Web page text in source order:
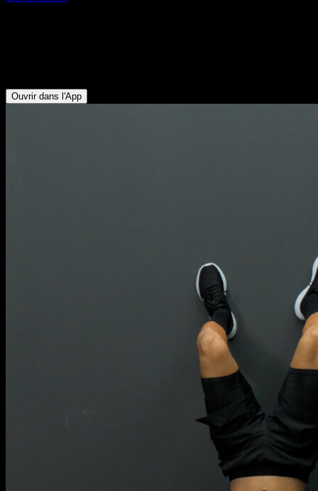
Ouvrir dans l'App